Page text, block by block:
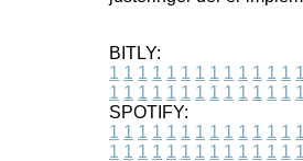
BITLY:
1 1 1 1 1 1 1 1 1 1 1 1 1 1
1 1 1 1 1 1 1 1 1 1 1 1 1 1
SPOTIFY:
1 1 1 1 1 1 1 1 1 1 1 1 1 1
1 1 1 1 1 1 1 1 1 1 1 1 1 1